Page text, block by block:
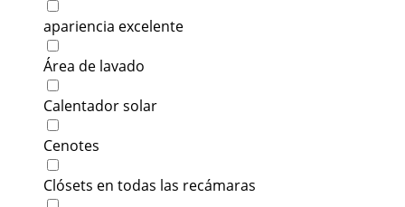
apariencia excelente
Área de lavado
Calentador solar
Cenotes
Clósets en todas las recámaras